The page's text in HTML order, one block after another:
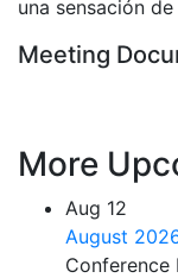
una sensación
Meeting
More
Aug 12
August
Conference